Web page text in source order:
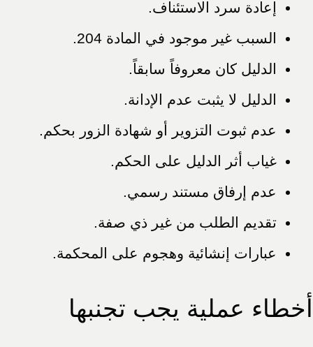
إعادة سرد الاستئناف.
السبب غير موجود في المادة 204.
الدليل كان معروفاً سابقاً.
الدليل لا يثبت عدم الإدانة.
عدم ثبوت التزوير أو شهادة الزور بحكم.
غياب أثر الدليل على الحكم.
عدم إرفاق مستند رسمي.
تقديم الطلب من غير ذي صفة.
عبارات إنشائية وهجوم على المحكمة.
أخطاء عملية يجب تجنبها